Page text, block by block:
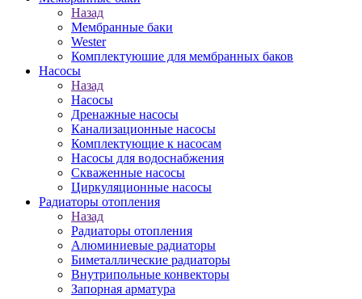
Назад
Мембранные баки
Wester
Комплектуюшие для мембранных баков
Насосы
Назад
Насосы
Дренажные насосы
Канализационные насосы
Комплектующие к насосам
Насосы для водоснабжения
Скваженные насосы
Циркуляционные насосы
Радиаторы отопления
Назад
Радиаторы отопления
Алюминиевые радиаторы
Биметаллические радиаторы
Внутрипольные конвекторы
Запорная арматура